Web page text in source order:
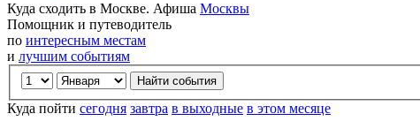
Куда сходить в Москве. Афиша Москвы
Помощник и путеводитель
по интересным местам
и лучшим событиям
Куда пойти сегодня завтра в выходные в этом месяце